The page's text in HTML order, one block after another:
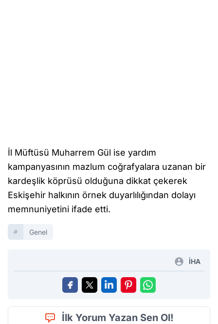
İl Müftüsü Muharrem Gül ise yardım
kampanyasının mazlum coğrafyalara uzanan bir
kardeşlik köprüsü olduğuna dikkat çekerek
Eskişehir halkının örnek duyarlılığından dolayı
memnuniyetini ifade etti.
Genel
İHA
İlk Yorum Yazan Sen Ol!